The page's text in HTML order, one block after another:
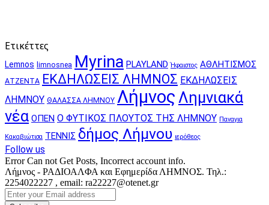
Ετικέττες
Lemnos limnosnea Myrina PLAYLAND Ήφαιστος ΑΘΛΗΤΙΣΜΟΣ
ΑΤΖΕΝΤΑ ΕΚΔΗΛΩΣΕΙΣ ΛΗΜΝΟΣ ΕΚΔΗΛΩΣΕΙΣ
ΛΗΜΝΟΥ ΘΑΛΑΣΣΑ ΛΗΜΝΟΥ Λήμνος Λημνιακά
νέα ΟΠΕΝ Ο ΦΥΤΙΚΟΣ ΠΛΟΥΤΟΣ ΤΗΣ ΛΗΜΝΟΥ Παναγια
Κακαβιώτισα ΤΕΝΝΙΣ δήμος Λήμνου ιερόθεος
Follow us
Error Can not Get Posts, Incorrect account info.
Λήμνος - ΡΑΔΙΟΑΛΦΑ και Εφημερίδα ΛΗΜΝΟΣ. Τηλ.:
2254022227 , email: ra22227@otenet.gr
Enter